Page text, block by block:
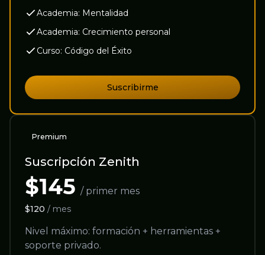
Academia: Mentalidad
Academia: Crecimiento personal
Curso: Código del Éxito
Suscribirme
Premium
Suscripción Zenith
$145 / primer mes
$120 / mes
Nivel máximo: formación + herramientas +
soporte privado.